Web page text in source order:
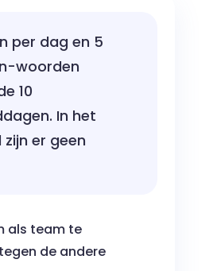
per dag en 5
woorden
10
In het
er geen
als team te
de andere